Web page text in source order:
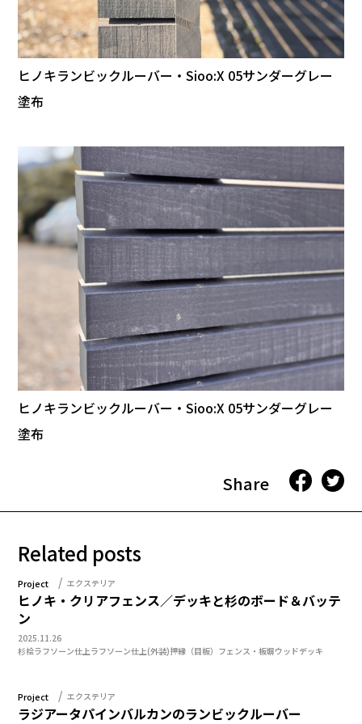
ヒノキランビックルーバー・Sioo:X 05サンダーグレー
塗布
ヒノキランビックルーバー・Sioo:X 05サンダーグレー
塗布
Share
Related posts
Project エクステリア
ヒノキ・クリアフェンス／デッキと杉のボード＆バッテ
ン
2025.11.26
杉桧ラフソーン仕上ラフソーン仕上(外装)押縁（目板） フェンス・板塀ウッドデッキ
Project エクステリア
ラジアータパインバルカンのランビックルーバー